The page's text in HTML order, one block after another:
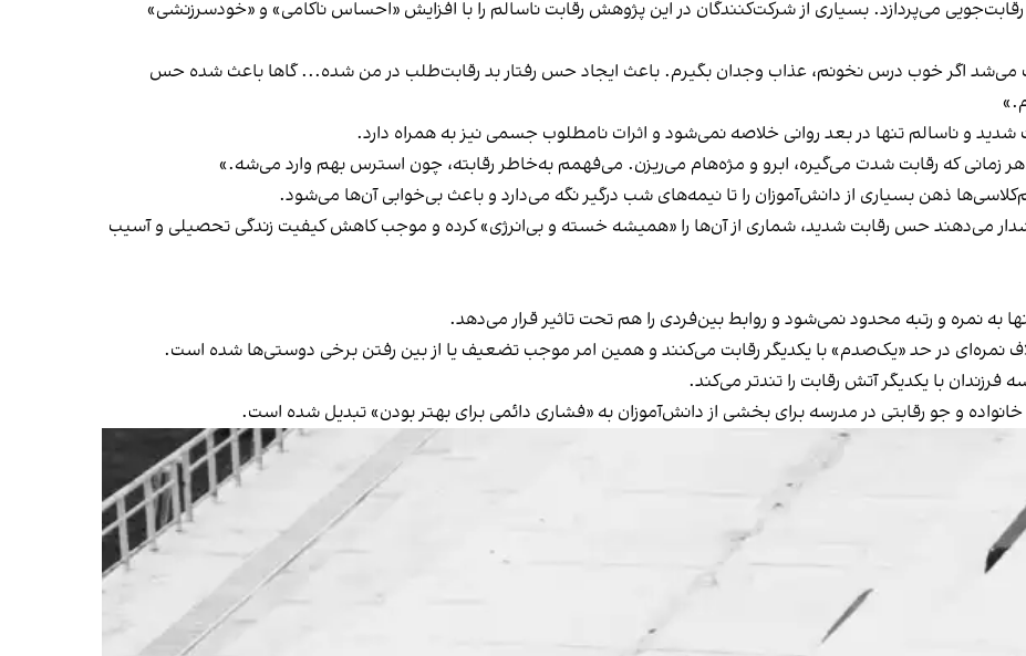
می‌پردازد. بسیاری از شرکت‌کنندگان در این پژوهش رقابت ناسالم را با افزایش «احساس ناکامی» و «خودسرزنشی»
می‌شد اگر خوب درس نخونم، عذاب وجدان بگیرم. باعث ایجاد حس رفتار بد رقابت‌طلب در من شده... گاها باعث شده حس
و ناسالم تنها در بعد روانی خلاصه نمی‌شود و اثرات نامطلوب جسمی نیز به همراه دارد.
زمانی که رقابت شدت می‌گیره، ابرو و مژه‌هام می‌ریزن. می‌فهمم به‌خاطر رقابته، چون استرس بهم وارد می‌شه.»
ذهن بسیاری از دانش‌آموزان را تا نیمه‌های شب درگیر نگه می‌دارد و باعث بی‌خوابی آن‌ها می‌شود.
می‌دهند حس رقابت شدید، شماری از آن‌ها را «همیشه خسته و بی‌انرژی» کرده و موجب کاهش کیفیت زندگی تحصیلی و آسیب
به نمره و رتبه محدود نمی‌شود و روابط بین‌فردی را هم تحت تاثیر قرار می‌دهد.
نمره‌ای در حد «یک‌صدم» با یکدیگر رقابت می‌کنند و همین امر موجب تضعیف یا از بین رفتن برخی دوستی‌ها شده است.
با یکدیگر آتش رقابت را تندتر می‌کند.
و جو رقابتی در مدرسه برای بخشی از دانش‌آموزان به «فشاری دائمی برای بهتر بودن» تبدیل شده است.